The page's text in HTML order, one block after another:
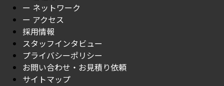
ー ネットワーク
ー アクセス
採用情報
スタッフインタビュー
プライバシーポリシー
お問い合わせ・お見積り依頼
サイトマップ